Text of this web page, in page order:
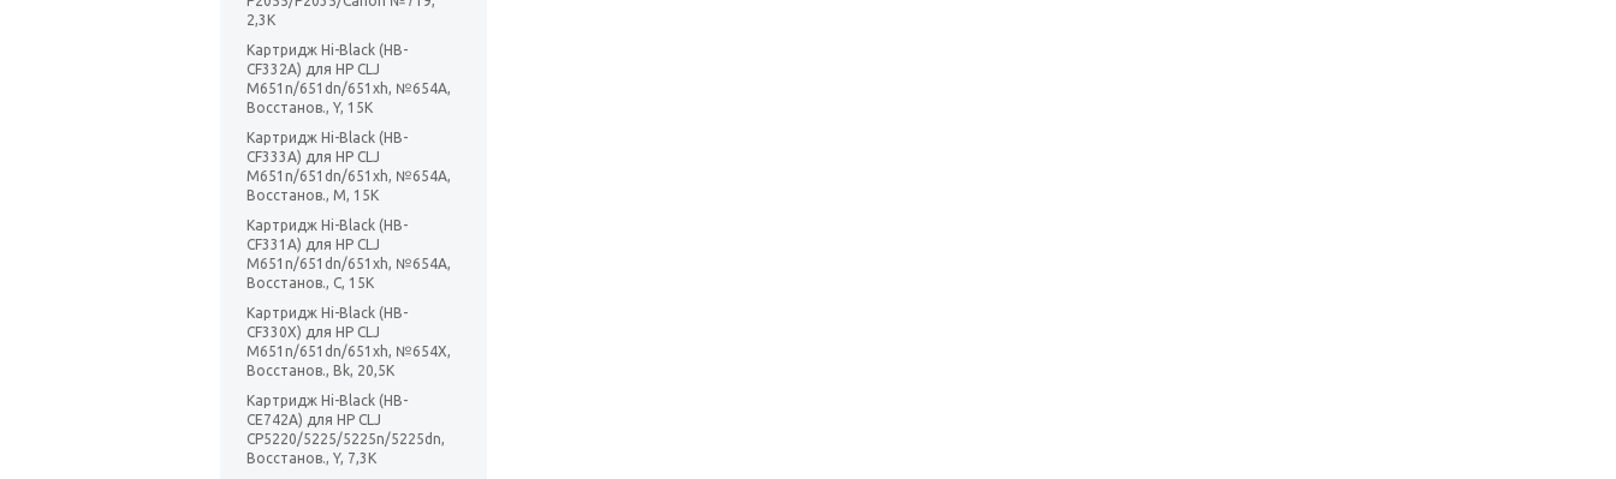
2,3K
Картридж Hi-Black (HB-
CF332A) для HP CLJ
M651n/651dn/651xh, №654A,
Восстанов., Y, 15K
Картридж Hi-Black (HB-
CF333A) для HP CLJ
M651n/651dn/651xh, №654A,
Восстанов., M, 15K
Картридж Hi-Black (HB-
CF331A) для HP CLJ
M651n/651dn/651xh, №654A,
Восстанов., C, 15K
Картридж Hi-Black (HB-
CF330X) для HP CLJ
M651n/651dn/651xh, №654X,
Восстанов., Bk, 20,5K
Картридж Hi-Black (HB-
CE742A) для HP CLJ
CP5220/5225/5225n/5225dn,
Восстанов., Y, 7,3K